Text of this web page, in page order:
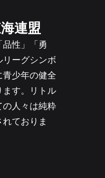
連盟
性」「勇
ーグシンボ
少年の健全
す。リトル
の人々は純粋
ておりま